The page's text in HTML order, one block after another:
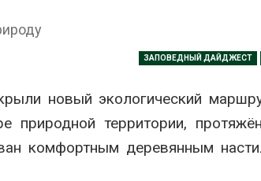
ЗАПОВЕДНЫЙ ДАЙДЖЕСТ
новый экологический
природной территории,
комфортным деревянным
мусорных
вновь
Авг 7, 2026
водохранилища
превысить
Авг 7, 2026